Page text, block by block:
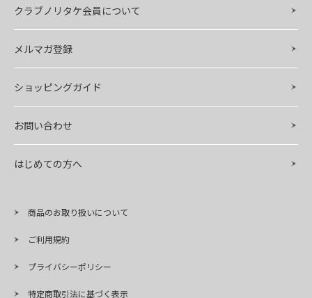
クラブノリタケ会員について
メルマガ登録
ショッピングガイド
お問い合わせ
はじめての方へ
商品のお取り扱いについて
ご利用規約
プライバシーポリシー
特定商取引法に基づく表示